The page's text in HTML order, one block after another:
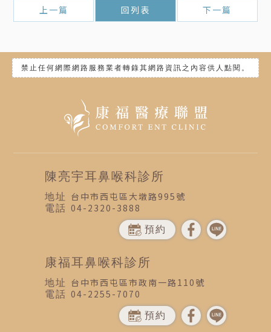
上一篇 回列表 下一篇
禁止任何網際網路服務業者轉錄其網路資訊之內容供人點閱。
陳亮宇耳鼻喉科診所
台中市西屯區大墩路995號
04-2320-3888
預約
康福耳鼻喉科診所
台中市西屯區市政南一路110號
04-2255-7070
預約